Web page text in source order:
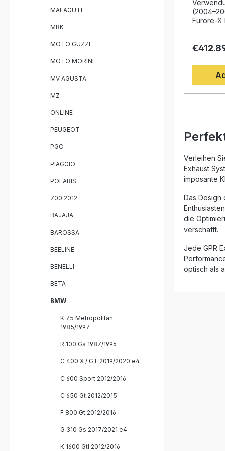
MALAGUTI
MBK
MOTO GUZZI
MOTO MORINI
MV AGUSTA
MZ
ONLINE
PEUGEOT
PGO
PIAGGIO
POLARIS
700 2012
BAJAJA
BAROSSA
BEELINE
BENELLI
BETA
BMW
K 75 Metropolitan
1985/1997
R 100 Gs 1987/1996
C 400 X / GT 2019/2020 e4
C 600 Sport 2012/2016
C 650 Gt 2012/2015
F 800 Gt 2012/2016
G 310 Gs 2017/2021 e4
K 1600 Gtl 2012/2016
most
check
Furore-X
K 1200 R
der
dieses
Sound
EU-
auch im
zudem
Klangs.
unter
DIN-
der
Haltbarkeit Mit EU-
Verleihen
Exhaust
imposante
Das Design
die
verschafft.
Jede GPR
optisch als